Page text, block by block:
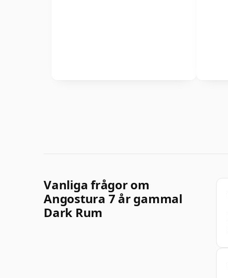
Vanliga frågor om
Angostura 7 år gammal
Dark Rum